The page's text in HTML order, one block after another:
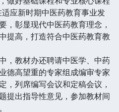
应新时期中医药教育事业发
，彰显现代中医药教育理念，
提高，打造符合中医药教育教
教材办还聘请中医学、中药
德高望重的专家组成编审专家
，列席编写会议和定稿会议，
提出指导性意见，参加教材间